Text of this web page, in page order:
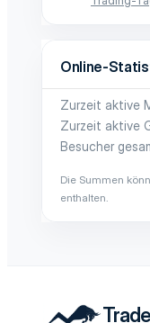
Online-
Zurzeit aktive
Zurzeit aktive
Besucher
Die Summen
enthalten.